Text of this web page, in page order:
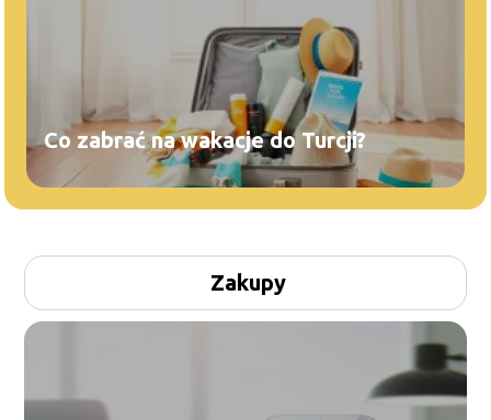
Co zabrać na wakacje do Turcji?
Zakupy